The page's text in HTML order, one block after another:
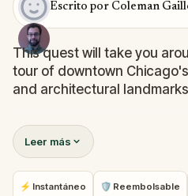
Escrito por Coleman
This quest will take you
tour of downtown
and architectural
Walking from the heart of
you'll see 19th century
constructed in the heyday
movement, along with
Leer más
⚡ Instantáneo 🛡 Reembolsable